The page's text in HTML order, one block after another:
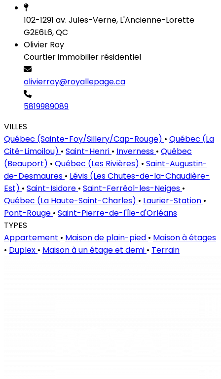
102-1291 av. Jules-Verne, L'Ancienne-Lorette
G2E6L6, QC
Olivier Roy
Courtier immobilier résidentiel
olivierroy@royallepage.ca
5819989089
VILLES
Québec (Sainte-Foy/Sillery/Cap-Rouge) • Québec (La
Cité-Limoilou) • Saint-Henri • Inverness • Québec
(Beauport) • Québec (Les Rivières) • Saint-Augustin-
de-Desmaures • Lévis (Les Chutes-de-la-Chaudière-
Est) • Saint-Isidore • Saint-Ferréol-les-Neiges •
Québec (La Haute-Saint-Charles) • Laurier-Station •
Pont-Rouge • Saint-Pierre-de-l'Île-d'Orléans
TYPES
Appartement • Maison de plain-pied • Maison à étages
• Duplex • Maison à un étage et demi • Terrain